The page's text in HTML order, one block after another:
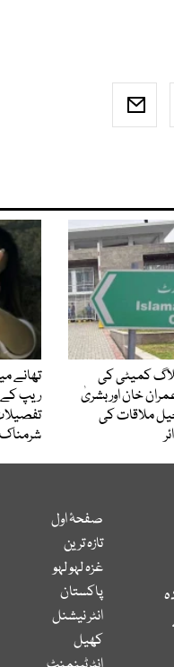
کمیٹی کی
خان اور بشریٰ
ملاقات کی
تھانے
ریپ کے
شرمناک
صفحۂ اول
تازہ ترین
غزہ لہو لہو
پاکستان
انٹر نیشنل
کھیل